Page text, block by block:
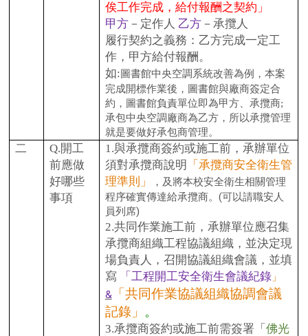
俟工作完成，給付報酬之契約」
甲方－定作人 乙方－承攬人
履行契約之義務：乙方完成一定工
作，甲方給付報酬。
如: 圖書館中央空調系統改善為例，本案
完成開標作業後，圖書館與廠商簽定合
約，圖書館負責單位即為甲方、承攬商;
承包中央空調廠商為乙方，所以承攬管理
就是要做好承包商管理。
二 Q.開工
前應做
好哪些
事項
1.與承攬商簽約或施工前，承辦單位
須對承攬商說明
「承攬商安全衛生管
理準則」
，及將本校安全衛生相關管理
程序確實傳達給承攬商。(可以請職安人
員列席)
2.共同作業施工前，承辦單位應召集
承攬商組織工程協議組織，並決定現
場負責人，召開協議組織會議，並填
寫
「工程開工安全衛生會議紀錄」
& 「共同作業協議組織協調會議
記錄」
。
3.承攬商簽約或施工前需簽署「 佛光